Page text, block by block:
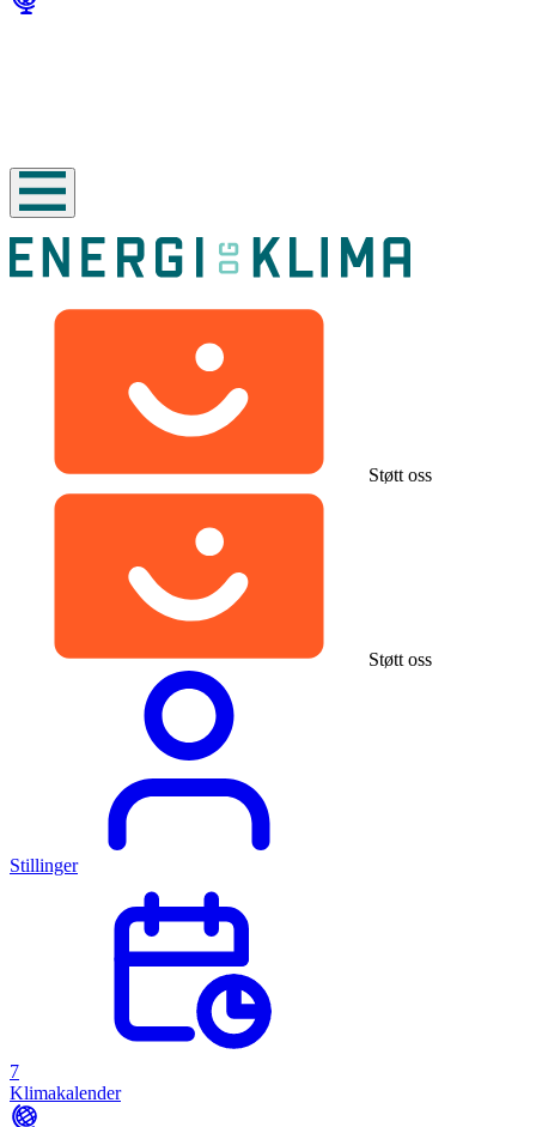
Støtt oss
Støtt oss
Stillinger
7
Klimakalender